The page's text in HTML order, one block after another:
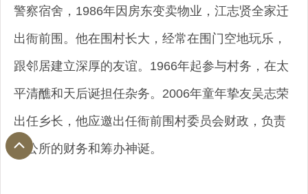
警察宿舍，1986年因房东变卖物业，江志贤全家迁
出衙前围。他在围村长大，经常在围门空地玩乐，
跟邻居建立深厚的友谊。1966年起参与村务，在太
平清醮和天后诞担任杂务。2006年童年挚友吴志荣
出任乡长，他应邀出任衙前围村委员会财政，负责
乡公所的财务和筹办神诞。